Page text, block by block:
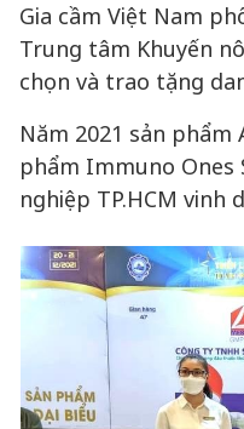
Gia cầm Việt Nam
Trung tâm Khuyến
chọn và trao tặng
Năm 2021 sản
phẩm Immuno Ones
nghiệp TP.HCM vinh